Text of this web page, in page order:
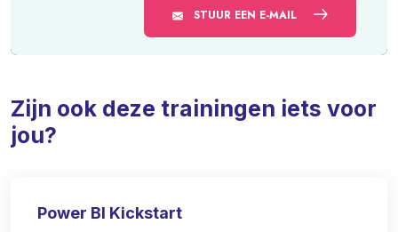
STUUR EEN E-MAIL
Zijn ook deze trainingen iets voor
jou?
Power BI Kickstart